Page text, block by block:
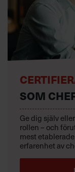
SOM
Ge dig själv
rollen – och
mest
erfarenhet av